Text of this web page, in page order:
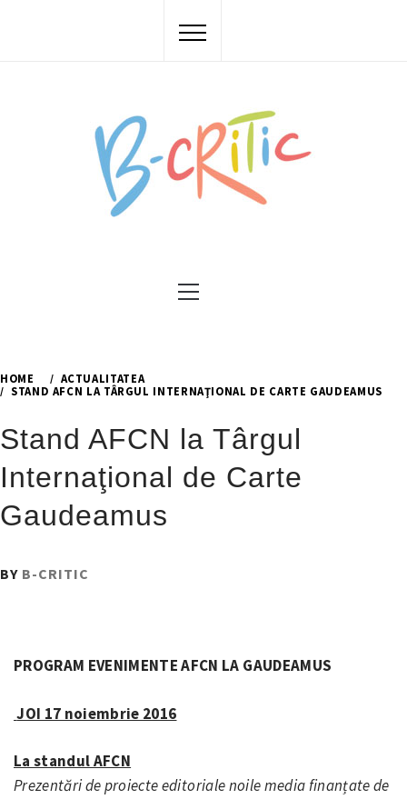
Menu
HOME
ACTUALITATEA
STAND AFCN LA TÂRGUL INTERNAŢIONAL DE CARTE GAUDEAMUS
Stand AFCN la Târgul
Internaţional de Carte
Gaudeamus
PUBLISHED
NOIEMBRIE
BY B-CRITIC
PROGRAM EVENIMENTE AFCN LA GAUDEAMUS
JOI 17 noiembrie 2016
La standul AFCN
Prezentări de proiecte editoriale noile media finanțate de